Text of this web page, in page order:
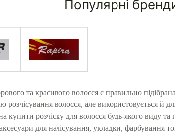
Популярні
та красивого волосся є правильно
розчісування волосся, але використовується й
купити розчіску для волосся будь-якого виду та
для начісування, укладки, фарбування